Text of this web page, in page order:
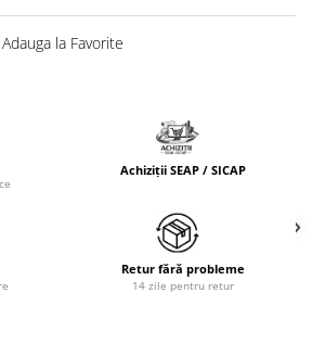
Adauga la Favorite
Achiziții SEAP / SICAP
Retur fără probleme
14 zile pentru retur